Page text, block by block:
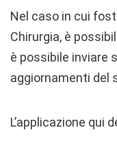
Nel caso in cui
Chirurgia, è
è possibile inviare
aggiornamenti del
L’applicazione qui